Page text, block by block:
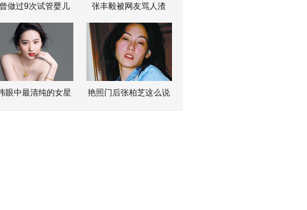
做过9次试管婴儿 张丰毅被网友骂人渣
眼中最清纯的女星 艳照门后张柏芝这么说